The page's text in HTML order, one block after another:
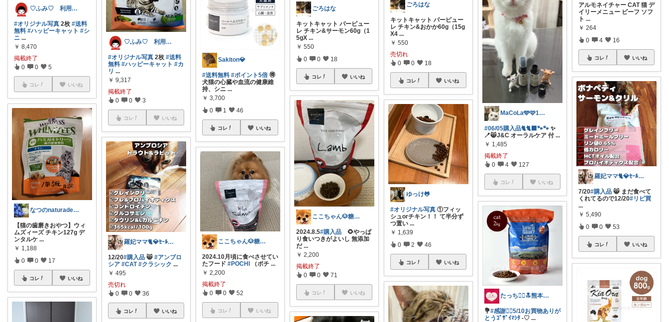
♡ふみ♡ 利用停止中…。
#オリジナル写真 2枚 #送料
無料 #ハッピーキャット #シ
ニ ...
￥ 8,470
掲載終了
0 0 5
コレ いいね
なつのnaturadeliaありがとう
【猫の歯磨きおやつ】ウィ
ムズィーズ チキン127g デ
ンタルケ ...
￥ 1,188
0 0 17
コレ いいね
♡ふみ♡ 利用停止中…。
#オリジナル写真 2枚#送料
無料 #ハッピーキャット #カ
リ ...
￥ 9,317
掲載終了
0 0 3
コレ いいね
羅妃ママ🐈💎ｾｰﾙは毎回完走🏃
12/20#購入品 😸#アンブロ
シア #CAT #クラシック ...
￥ 495
売切れ
0 0 36
コレ いいね
Sakiton💎
#送料無料 #ポイント5倍 🉐
犬猫の心臓や血流の健康維
持、シニ ...
￥ 3,700
0 1 46
コレ いいね
ここちゃん🐶糖代謝大事だよ 感謝💕
2024.10月頃に食べさせてい
たフード#POCHI （ポチ ...
￥ 2,200
掲載終了
0 0 52
コレ いいね
ごろはな
キットキャット パーピュー
レ チキン&サーモン60g（1
5gX ...
￥ 550
0 0 18
コレ いいね
ここちゃん🐶糖代謝大事だよ 感謝💕
2024.8.5#購入品 🌻やっぱ
り食いつきがよいし 無添加
だ ...
￥ 2,200
掲載終了
0 0 71
コレ いいね
ごろはな
キットキャット パーピュー
レ チキン&おかか60g（15g
X4 ...
￥ 550
売切れ
0 0 18
コレ いいね
ゆっけ🐸
#オリジナル写真 ①フィッ
シュorチキン！！ て半分ず
つ置い ...
￥ 1,639
0 2 46
コレ いいね
MaCoLa🩵🩷1号店閉店です🙇
#06/05購入品🐈🐈‍⬛🐾🐾 ✨
🪥😸J&C オーラルケア 付 ...
￥ 1,485
掲載終了
0 4 127
コレ いいね
たっち🙇‍♀️🔝熊本Rｸﾗｯﾁ募金
💐#感謝🙇‍♀️5/10お買物ありが
とうｺﾞｻﾞｲﾏｼﾀ -♡ ...
アルモネイチャー CAT 猫 デ
イリーメニュー ビーフ ソフ
ト ...
￥ 264
0 4 16
コレ いいね
羅妃ママ🐈💎ｾｰﾙは毎回完走🏃
7/20#購入品 😸 まだ食べて
くれてるので12/20#リピ買
...
￥ 5,490
0 0 53
コレ いいね